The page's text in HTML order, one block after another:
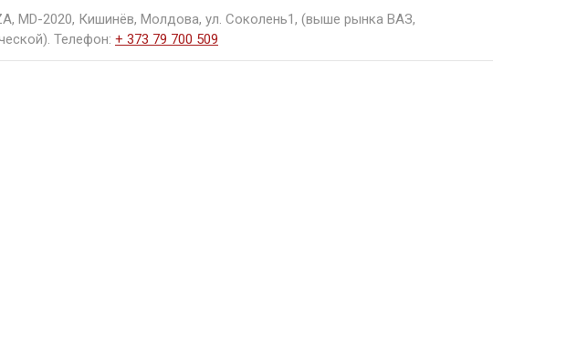
MD-2020, Кишинёв, Молдова, ул. Соколень1, (выше рынка ВАЗ,
Телефон: + 373 79 700 509